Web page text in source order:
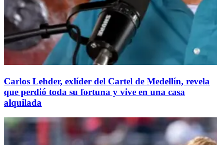
Carlos Lehder, exlíder del Cartel de Medellín, revela
que perdió toda su fortuna y vive en una casa
alquilada